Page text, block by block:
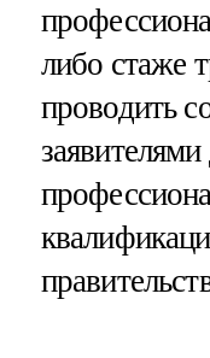
либо стаже
проводить